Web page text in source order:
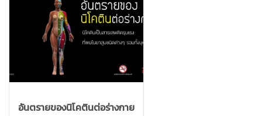
อันตรายของนิโคตินต่อร่างกาย